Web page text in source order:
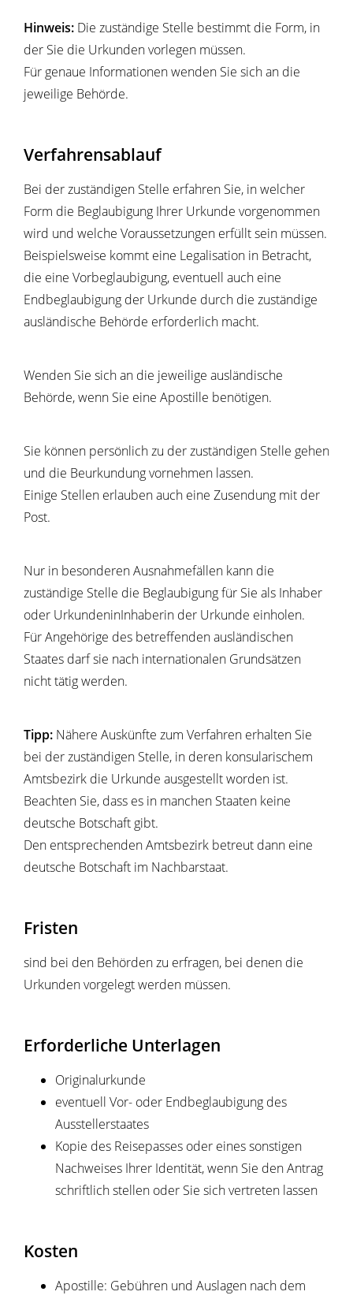
Hinweis: Die zuständige Stelle bestimmt die Form, in
der Sie die Urkunden vorlegen müssen.
Für genaue Informationen wenden Sie sich an die
jeweilige Behörde.
Verfahrensablauf
Bei der zuständigen Stelle erfahren Sie, in welcher
Form die Beglaubigung Ihrer Urkunde vorgenommen
wird und welche Voraussetzungen erfüllt sein müssen.
Beispielsweise kommt eine Legalisation in Betracht,
die eine Vorbeglaubigung, eventuell auch eine
Endbeglaubigung der Urkunde durch die zuständige
ausländische Behörde erforderlich macht.
Wenden Sie sich an die jeweilige ausländische
Behörde, wenn Sie eine Apostille benötigen.
Sie können persönlich zu der zuständigen Stelle gehen
und die Beurkundung vornehmen lassen.
Einige Stellen erlauben auch eine Zusendung mit der
Post.
Nur in besonderen Ausnahmefällen kann die
zuständige Stelle die Beglaubigung für Sie als Inhaber
oder UrkundeninInhaberin der Urkunde einholen.
Für Angehörige des betreffenden ausländischen
Staates darf sie nach internationalen Grundsätzen
nicht tätig werden.
Tipp: Nähere Auskünfte zum Verfahren erhalten Sie
bei der zuständigen Stelle, in deren konsularischem
Amtsbezirk die Urkunde ausgestellt worden ist.
Beachten Sie, dass es in manchen Staaten keine
deutsche Botschaft gibt.
Den entsprechenden Amtsbezirk betreut dann eine
deutsche Botschaft im Nachbarstaat.
Fristen
sind bei den Behörden zu erfragen, bei denen die
Urkunden vorgelegt werden müssen.
Erforderliche Unterlagen
Originalurkunde
eventuell Vor- oder Endbeglaubigung des
Ausstellerstaates
Kopie des Reisepasses oder eines sonstigen
Nachweises Ihrer Identität, wenn Sie den Antrag
schriftlich stellen oder Sie sich vertreten lassen
Kosten
Apostille: Gebühren und Auslagen nach dem